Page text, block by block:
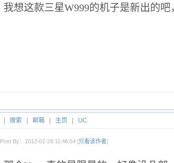
我想这款三星W999的机子是新出的吧
搜索 邮箱 主页 UC
Post By：2012-01-28 11:46:54 [只看该作者]